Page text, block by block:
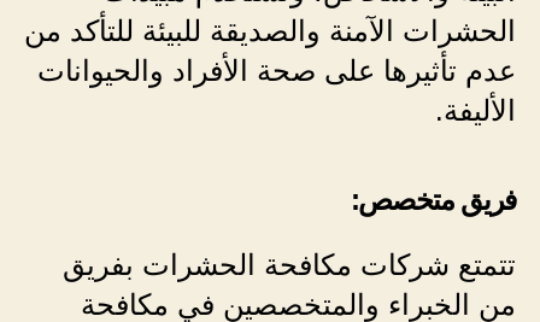
الحشرات الآمنة والصديقة للبيئة للتأكد من
عدم تأثيرها على صحة الأفراد والحيوانات
الأليفة.
فريق متخصص:
تتمتع شركات مكافحة الحشرات بفريق
من الخبراء والمتخصصين في مكافحة